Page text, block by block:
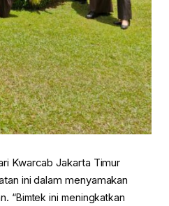
Kwarcab Jakarta Timur
ini dalam menyamakan
“Bimtek ini meningkatkan